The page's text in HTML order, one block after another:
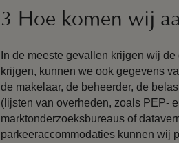
3 Hoe komen wij
In de meeste gevallen krijgen wij
krijgen, kunnen we ook gegevens
de makelaar, de beheerder, de
(lijsten van overheden, zoals PEP-
marktonderzoeksbureaus of
parkeeraccommodaties kunnen wij